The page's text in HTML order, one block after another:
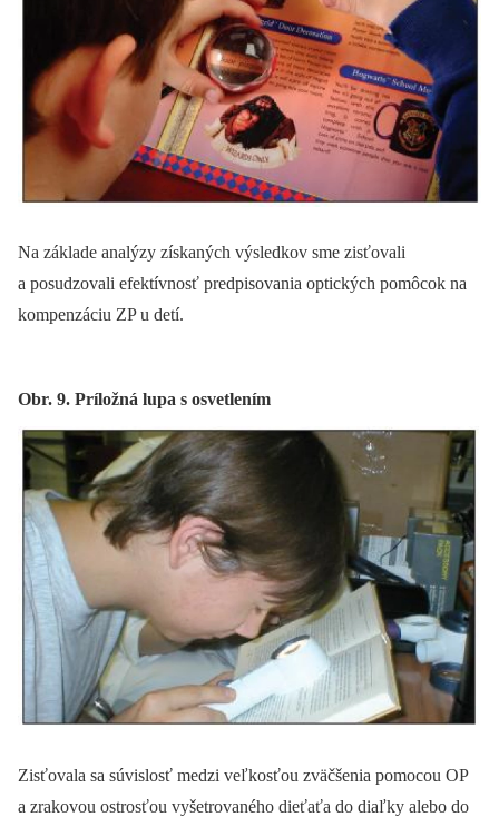
Na základe analýzy získaných výsledkov sme zisťovali
a posudzovali efektívnosť predpisovania optických pomôcok na
kompenzáciu ZP u detí.
Obr. 9. Príložná lupa s osvetlením
Zisťovala sa súvislosť medzi veľkosťou zväčšenia pomocou OP
a zrakovou ostrosťou vyšetrovaného dieťaťa do diaľky alebo do